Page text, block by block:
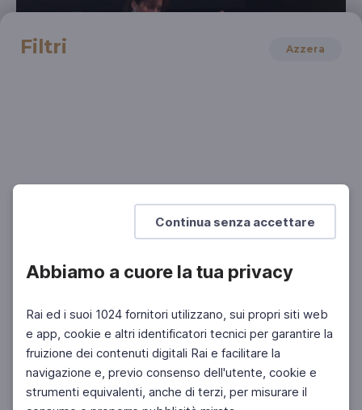
Continua senza accettare
Abbiamo a cuore la tua privacy
Rai ed i suoi 1024 fornitori utilizzano, sui propri siti web
e app, cookie e altri identificatori tecnici per garantire la
fruizione dei contenuti digitali Rai e facilitare la
navigazione e, previo consenso dell'utente, cookie e
strumenti equivalenti, anche di terzi, per misurare il
Curarsi con la narcolessia
Il nuovo spettacolo di Arianna Porcelli Safonov
Filtri Azzera
Facebook Instagram Twitter